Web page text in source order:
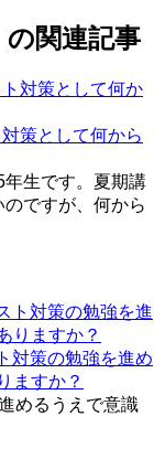
の関連記事
策として何から
年生です。夏期講
ですが、何から
対策の勉強を進め
ますか？
めるうえで意識